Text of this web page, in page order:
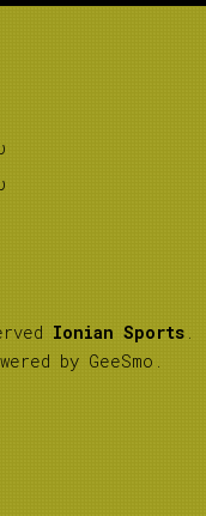
Ionian Sports .
by GeeSmo .